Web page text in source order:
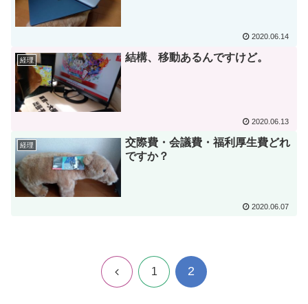
2020.06.14
経理 結構、移動あるんですけど。
2020.06.13
経理
交際費・会議費・福利厚生費どれ
ですか？
2020.06.07
前 1 2